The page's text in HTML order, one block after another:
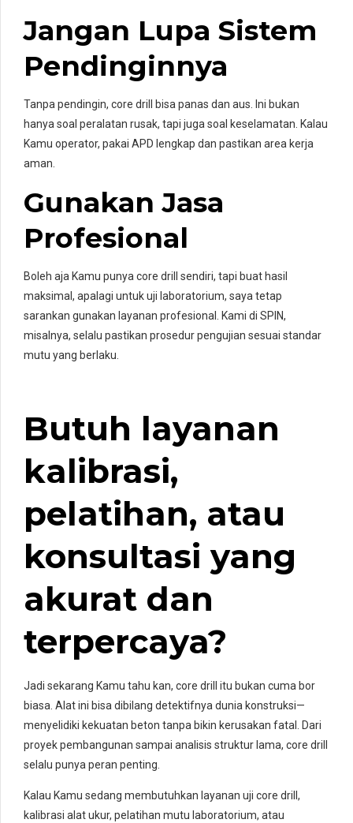
Jangan Lupa Sistem
Pendinginnya
Tanpa pendingin, core drill bisa panas dan aus. Ini bukan
hanya soal peralatan rusak, tapi juga soal keselamatan. Kalau
Kamu operator, pakai APD lengkap dan pastikan area kerja
aman.
Gunakan Jasa
Profesional
Boleh aja Kamu punya core drill sendiri, tapi buat hasil
maksimal, apalagi untuk uji laboratorium, saya tetap
sarankan gunakan layanan profesional. Kami di SPIN,
misalnya, selalu pastikan prosedur pengujian sesuai standar
mutu yang berlaku.
Butuh layanan
kalibrasi,
pelatihan, atau
konsultasi yang
akurat dan
terpercaya?
Jadi sekarang Kamu tahu kan, core drill itu bukan cuma bor
biasa. Alat ini bisa dibilang detektifnya dunia konstruksi—
menyelidiki kekuatan beton tanpa bikin kerusakan fatal. Dari
proyek pembangunan sampai analisis struktur lama, core drill
selalu punya peran penting.
Kalau Kamu sedang membutuhkan layanan uji core drill,
kalibrasi alat ukur, pelatihan mutu laboratorium, atau